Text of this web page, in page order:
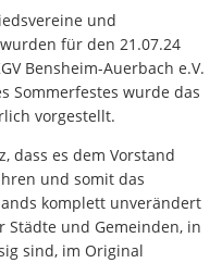
und
für den 21.07.24
Bensheim-Auerbach e.V.
Sommerfestes wurde das
vorgestellt.
dass es dem Vorstand
und somit das
komplett unverändert
und Gemeinden, in
sind, im Original